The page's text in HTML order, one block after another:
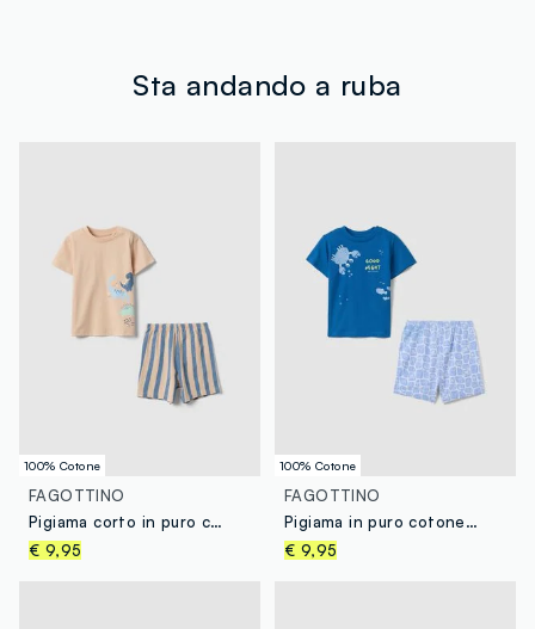
tuoi prodotti in negozio, il servizio è sempre gratuito.
Sta andando a ruba
100% Cotone
FAGOTTINO
Pigiama corto in puro cotone multicolor da neonato con dinosauri
€ 9,95
100% Cotone
FAGOTTINO
Pigiama in puro cotone multicolor da neonato regular fit con stampe
€ 9,95